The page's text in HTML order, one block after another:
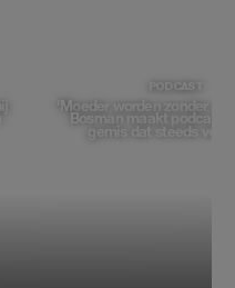
PODCAST
'Moeder worden zonder
Bosman maakt podcast
gemis dat steeds